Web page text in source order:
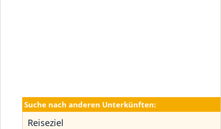
Suche nach anderen Unterkünften:
Reiseziel